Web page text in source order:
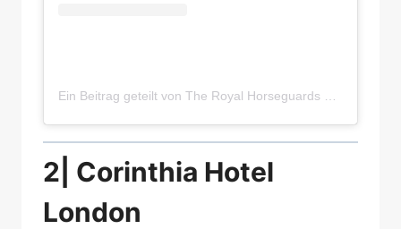
Ein Beitrag geteilt von The Royal Horseguards Hotel (@theroyalhorseguardshotel)
2| Corinthia Hotel
London